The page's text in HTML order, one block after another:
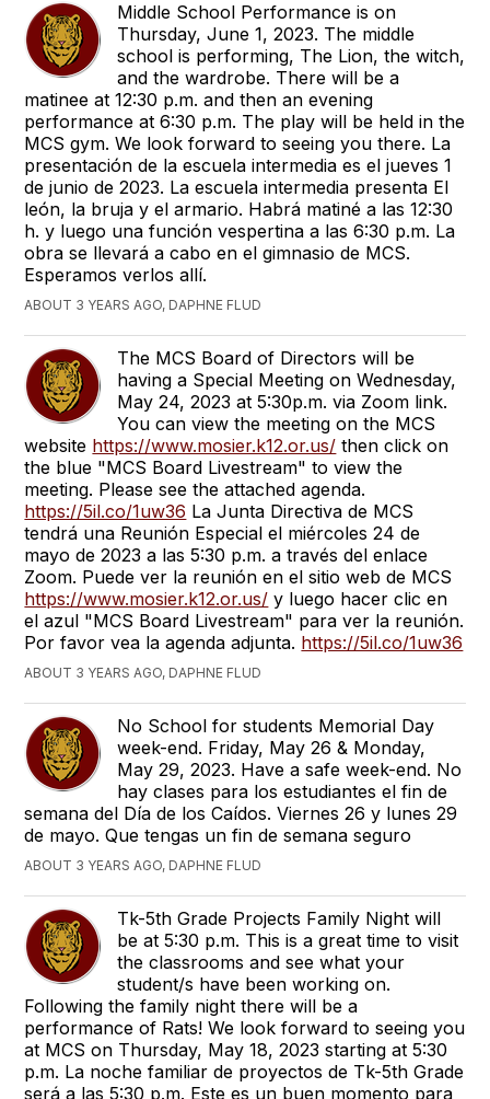
Middle School Performance is on
Thursday, June 1, 2023. The middle
school is performing, The Lion, the witch,
and the wardrobe. There will be a
matinee at 12:30 p.m. and then an evening
performance at 6:30 p.m. The play will be held in the
MCS gym. We look forward to seeing you there. La
presentación de la escuela intermedia es el jueves 1
de junio de 2023. La escuela intermedia presenta El
león, la bruja y el armario. Habrá matiné a las 12:30
h. y luego una función vespertina a las 6:30 p.m. La
obra se llevará a cabo en el gimnasio de MCS.
Esperamos verlos allí.
ABOUT 3 YEARS AGO, DAPHNE FLUD
The MCS Board of Directors will be
having a Special Meeting on Wednesday,
May 24, 2023 at 5:30p.m. via Zoom link.
You can view the meeting on the MCS
website https://www.mosier.k12.or.us/ then click on
the blue "MCS Board Livestream" to view the
meeting. Please see the attached agenda.
https://5il.co/1uw36 La Junta Directiva de MCS
tendrá una Reunión Especial el miércoles 24 de
mayo de 2023 a las 5:30 p.m. a través del enlace
Zoom. Puede ver la reunión en el sitio web de MCS
https://www.mosier.k12.or.us/ y luego hacer clic en
el azul "MCS Board Livestream" para ver la reunión.
Por favor vea la agenda adjunta. https://5il.co/1uw36
ABOUT 3 YEARS AGO, DAPHNE FLUD
No School for students Memorial Day
week-end. Friday, May 26 & Monday,
May 29, 2023. Have a safe week-end. No
hay clases para los estudiantes el fin de
semana del Día de los Caídos. Viernes 26 y lunes 29
de mayo. Que tengas un fin de semana seguro
ABOUT 3 YEARS AGO, DAPHNE FLUD
Tk-5th Grade Projects Family Night will
be at 5:30 p.m. This is a great time to visit
the classrooms and see what your
student/s have been working on.
Following the family night there will be a
performance of Rats! We look forward to seeing you
at MCS on Thursday, May 18, 2023 starting at 5:30
p.m. La noche familiar de proyectos de Tk-5th Grade
será a las 5:30 p.m. Este es un buen momento para